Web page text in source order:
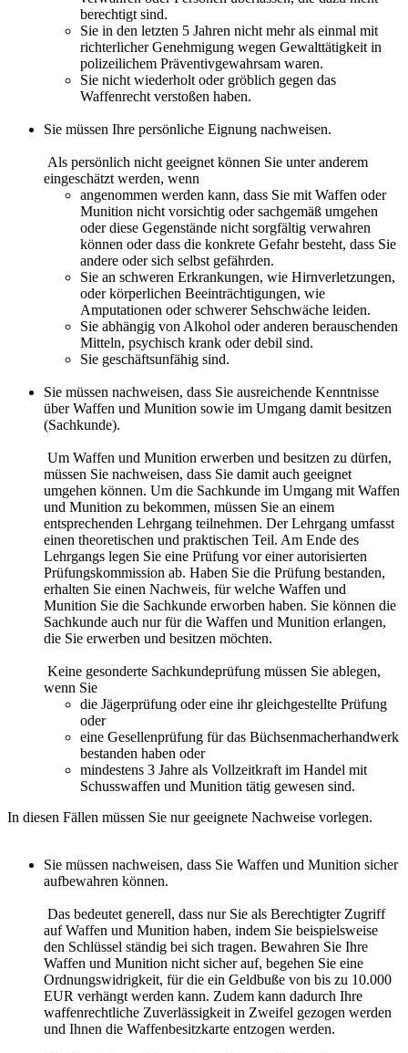
berechtigt sind.
Sie in den letzten 5 Jahren nicht mehr als einmal mit
richterlicher Genehmigung wegen Gewalttätigkeit in
polizeilichem Präventivgewahrsam waren.
Sie nicht wiederholt oder gröblich gegen das
Waffenrecht verstoßen haben.
Sie müssen Ihre persönliche Eignung nachweisen.
Als persönlich nicht geeignet können Sie unter anderem
eingeschätzt werden, wenn
angenommen werden kann, dass Sie mit Waffen oder
Munition nicht vorsichtig oder sachgemäß umgehen
oder diese Gegenstände nicht sorgfältig verwahren
können oder dass die konkrete Gefahr besteht, dass Sie
andere oder sich selbst gefährden.
Sie an schweren Erkrankungen, wie Hirnverletzungen,
oder körperlichen Beeinträchtigungen, wie
Amputationen oder schwerer Sehschwäche leiden.
Sie abhängig von Alkohol oder anderen berauschenden
Mitteln, psychisch krank oder debil sind.
Sie geschäftsunfähig sind.
Sie müssen nachweisen, dass Sie ausreichende Kenntnisse
über Waffen und Munition sowie im Umgang damit besitzen
(Sachkunde).
Um Waffen und Munition erwerben und besitzen zu dürfen,
müssen Sie nachweisen, dass Sie damit auch geeignet
umgehen können. Um die Sachkunde im Umgang mit Waffen
und Munition zu bekommen, müssen Sie an einem
entsprechenden Lehrgang teilnehmen. Der Lehrgang umfasst
einen theoretischen und praktischen Teil. Am Ende des
Lehrgangs legen Sie eine Prüfung vor einer autorisierten
Prüfungskommission ab. Haben Sie die Prüfung bestanden,
erhalten Sie einen Nachweis, für welche Waffen und
Munition Sie die Sachkunde erworben haben. Sie können die
Sachkunde auch nur für die Waffen und Munition erlangen,
die Sie erwerben und besitzen möchten.
Keine gesonderte Sachkundeprüfung müssen Sie ablegen,
wenn Sie
die Jägerprüfung oder eine ihr gleichgestellte Prüfung
oder
eine Gesellenprüfung für das Büchsenmacherhandwerk
bestanden haben oder
mindestens 3 Jahre als Vollzeitkraft im Handel mit
Schusswaffen und Munition tätig gewesen sind.
In diesen Fällen müssen Sie nur geeignete Nachweise vorlegen.
Sie müssen nachweisen, dass Sie Waffen und Munition sicher
aufbewahren können.
Das bedeutet generell, dass nur Sie als Berechtigter Zugriff
auf Waffen und Munition haben, indem Sie beispielsweise
den Schlüssel ständig bei sich tragen. Bewahren Sie Ihre
Waffen und Munition nicht sicher auf, begehen Sie eine
Ordnungswidrigkeit, für die ein Geldbuße von bis zu 10.000
EUR verhängt werden kann. Zudem kann dadurch Ihre
waffenrechtliche Zuverlässigkeit in Zweifel gezogen werden
und Ihnen die Waffenbesitzkarte entzogen werden.